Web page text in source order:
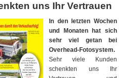
uns Ihr Vertrauen
In den letzten Wochen
und Monaten hat sich
sehr viel getan bei
Overhead-Fotosystem.
Sehr viele Kunden
schenkten uns Ihr